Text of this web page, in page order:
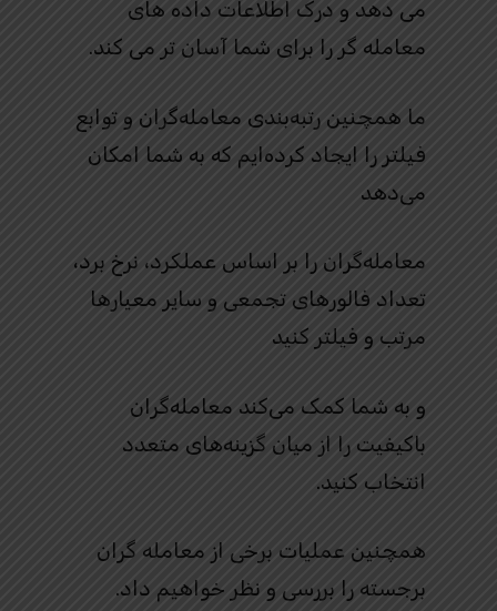
می دهد و درک اطلاعات داده های
معامله گر را برای شما آسان تر می کند.
ما همچنین رتبه‌بندی معامله‌گران و توابع
فیلتر را ایجاد کرده‌ایم که به شما امکان
می‌دهد
معامله‌گران را بر اساس عملکرد، نرخ برد،
تعداد فالورهای تجمعی و سایر معیارها
مرتب و فیلتر کنید
و به شما کمک می‌کند معامله‌گران
باکیفیت را از میان گزینه‌های متعدد
انتخاب کنید.
همچنین عملیات برخی از معامله گران
برجسته را بررسی و نظر خواهیم داد.